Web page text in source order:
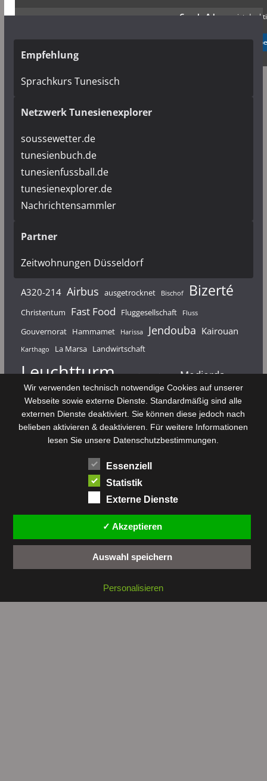
Google Adsense ist
✓ Erlauben
Empfehlung
Sprachkurs Tunesisch
Netzwerk Tunesienexplorer
soussewetter.de
tunesienbuch.de
tunesienfussball.de
tunesienexplorer.de
Nachrichtensammler
Partner
Zeitwohnungen Düsseldorf
A320-214 Airbus ausgetrocknet Bischof Bizerté
Christentum Fast Food Fluggesellschaft Fluss
Gouvernorat Hammamet Harissa Jendouba Kairouan
Karthago La Marsa Landwirtschaft
Leuchtturm Mahdia Majerda Medjerda
Monastir Médenine Nabeul Nouvelair Punier
Rundfunk Römer Salzsee Sebkha
Sfax Sidi Bou Said Souk El Arba Sousse
Stadt Tabarka Telekommunikation
Zaghouan
Wir verwenden technisch notwendige Cookies auf unserer
Webseite sowie externe Dienste. Standardmäßig sind alle
externen Dienste deaktiviert. Sie können diese jedoch nach
belieben aktivieren & deaktivieren. Für weitere Informationen
lesen Sie unsere Datenschutzbestimmungen.
Essenziell
Statistik
Externe Dienste
✓ Akzeptieren
Auswahl speichern
Personalisieren